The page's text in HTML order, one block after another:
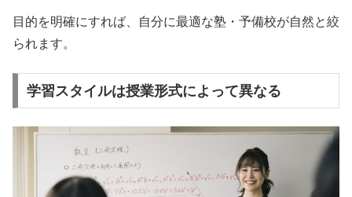
目的を明確にすれば、自分に最適な塾・予備校が自然と絞
られます。
学習スタイルは授業形式によって異なる